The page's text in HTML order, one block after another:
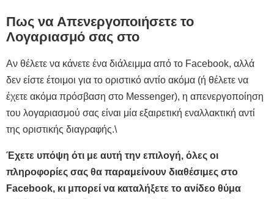
Πως να Απενεργοποιήσετε το
Λογαριασμό σας στο
Αν θέλετε να κάνετε ένα διάλειμμα από το Facebook, αλλά
δεν είστε έτοιμοι για το οριστικό αντίο ακόμα (ή θέλετε να
έχετε ακόμα πρόσβαση στο Messenger), η απενεργοποίηση
του λογαριασμού σας είναι μία εξαιρετική εναλλακτική αντί
της οριστικής διαγραφής.\
Έχετε υπόψη ότι με αυτή την επιλογή, όλες οι
πληροφορίες σας θα παραμείνουν διαθέσιμες στο
Facebook, κι μπορεί να καταλήξετε το ανίδεο θύμα